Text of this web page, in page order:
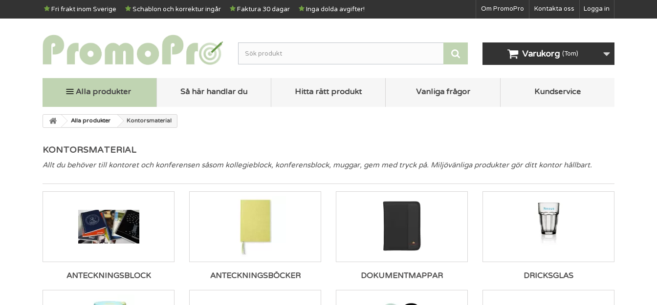
Logga in
Kontakta oss
Om PromoPro
Fri frakt inom Sverige Schablon och korrektur ingår Faktura 30 dagar Inga dolda avgifter!
Varukorg (Tom)
Alla produkter Så här handlar du Hitta rätt produkt Vanliga frågor Kundservice
Alla produkter Kontorsmaterial
KONTORSMATERIAL
Allt du behöver till kontoret och konferensen såsom kollegieblock, konferensblock, muggar, gem med tryck på. Miljövänliga produkter gör ditt kontor hållbart.
ANTECKNINGSBLOCK ANTECKNINGSBÖCKER DOKUMENTMAPPAR DRICKSGLAS